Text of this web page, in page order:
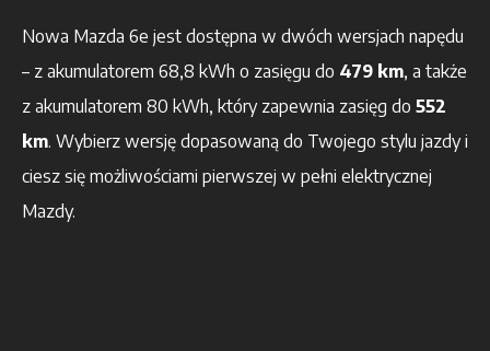
Nowa Mazda 6e jest dostępna w dwóch wersjach napędu
– z akumulatorem 68,8 kWh o zasięgu do 479 km, a także
z akumulatorem 80 kWh, który zapewnia zasięg do 552
km. Wybierz wersję dopasowaną do Twojego stylu jazdy i
ciesz się możliwościami pierwszej w pełni elektrycznej
Mazdy.